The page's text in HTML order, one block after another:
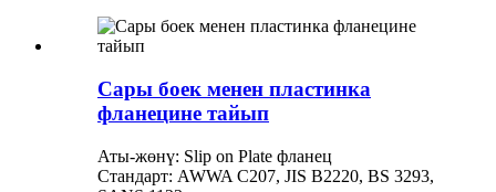
Сары боек менен пластинка
фланецине тайып
Аты-жөнү: Slip on Plate фланец
Стандарт: AWWA C207, JIS B2220, BS 3293,